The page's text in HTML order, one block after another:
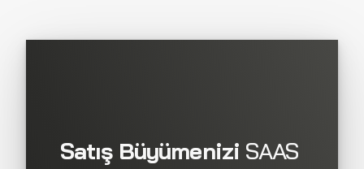
Satış Büyümenizi SAAS